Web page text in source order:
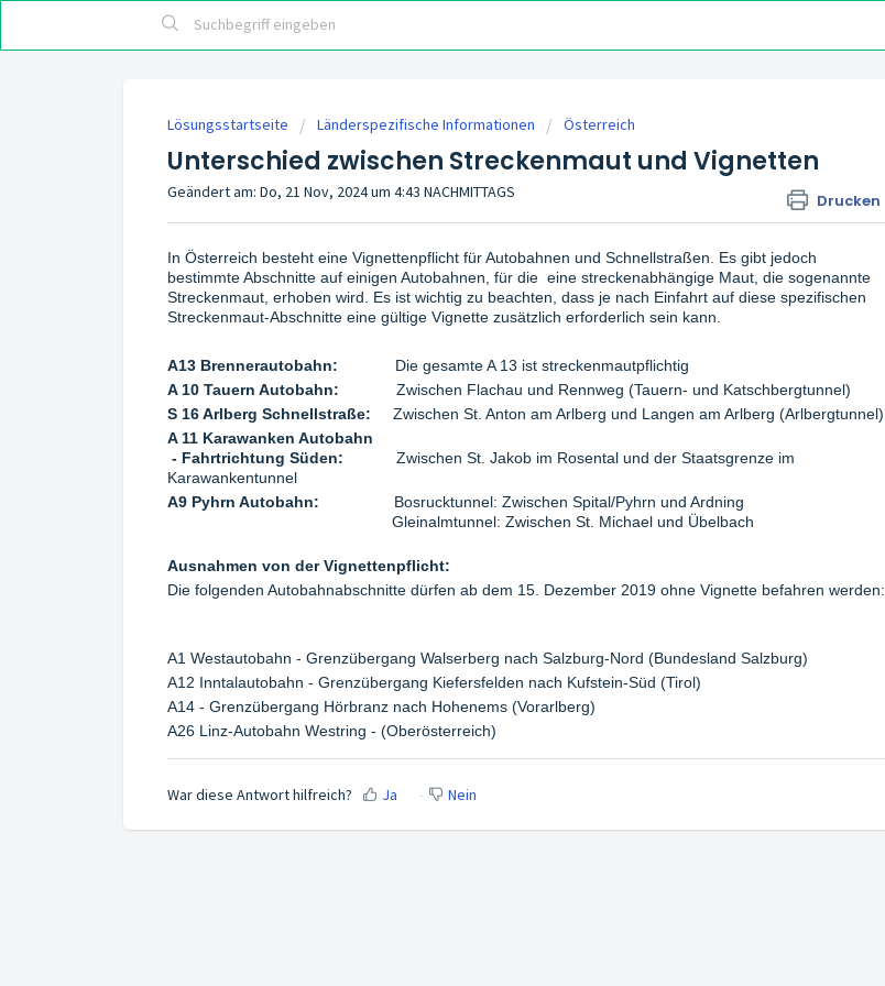
Lösungsstartseite Länderspezifische Informationen Österreich
Unterschied zwischen Streckenmaut und Vignetten
Drucken
Geändert am: Do, 21 Nov, 2024 um 4:43 NACHMITTAGS
In Österreich besteht eine Vignettenpflicht für Autobahnen und Schnellstraßen. Es gibt jedoch
bestimmte Abschnitte auf einigen Autobahnen, für die eine streckenabhängige Maut, die sogenannte
Streckenmaut, erhoben wird. Es ist wichtig zu beachten, dass je nach Einfahrt auf diese spezifischen
Streckenmaut-Abschnitte eine gültige Vignette zusätzlich erforderlich sein kann.
A13 Brennerautobahn: Die gesamte A 13 ist streckenmautpflichtig
A 10 Tauern Autobahn: Zwischen Flachau und Rennweg (Tauern- und Katschbergtunnel)
S 16 Arlberg Schnellstraße: Zwischen St. Anton am Arlberg und Langen am Arlberg (Arlbergtunnel)
A 11 Karawanken Autobahn
- Fahrtrichtung Süden: Zwischen St. Jakob im Rosental und der Staatsgrenze im
Karawankentunnel
A9 Pyhrn Autobahn:
Bosrucktunnel: Zwischen Spital/Pyhrn und Ardning
Gleinalmtunnel: Zwischen St. Michael und Übelbach
Ausnahmen von der Vignettenpflicht:
Die folgenden Autobahnabschnitte dürfen ab dem 15. Dezember 2019 ohne Vignette befahren werden:
A1 Westautobahn - Grenzübergang Walserberg nach Salzburg-Nord (Bundesland Salzburg)
A12 Inntalautobahn - Grenzübergang Kiefersfelden nach Kufstein-Süd (Tirol)
A14 - Grenzübergang Hörbranz nach Hohenems (Vorarlberg)
A26 Linz-Autobahn Westring - (Oberösterreich)
War diese Antwort hilfreich? Ja Nein